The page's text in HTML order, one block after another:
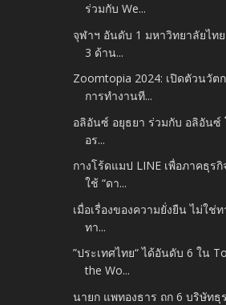
ร่วมกับ We...
จุฬาฯ อันดับ 1 มหาวิทยาลัยไท
3 ด้าน...
Zoomtopia 2024: เปิดตัวนวัต
การทำงานที...
อลิอันซ์ อยุธยา ร่วมกับ อลิอันซ์
อร...
กางโร้ดแมป LINE เพื่อภาคธุร
ใช้ “ดา...
เมื่อเรื่องของความยั่งยืน ไม่ใช่
ทา...
”ประเทศไทย“ ได้อันดับ 6 ใน
the Wo...
นายก แพทองธาร ถก 6 บริษัท